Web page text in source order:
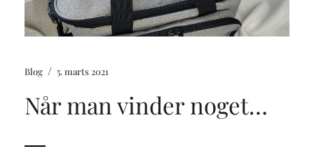
Blog / 5. marts 2021
Når man vinder noget…